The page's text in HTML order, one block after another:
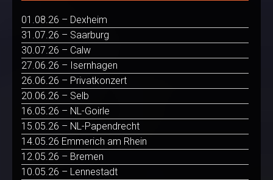
01.08.26 – Dexheim
31.07.26 – Saarburg
30.07.26 – Calw
27.06.26 – Isernhagen
26.06.26 – Privatkonzert
20.06.26 – Selb
16.05.26 – NL-Goirle
15.05.26 – NL-Papendrecht
14.05.26 Emmerich am Rhein
12.05.26 – Bremen
10.05.26 – Lennestadt